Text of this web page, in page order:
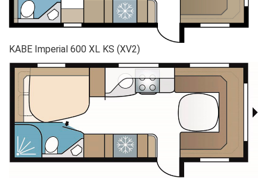
KABE Imperial 600 XL KS (XV2)